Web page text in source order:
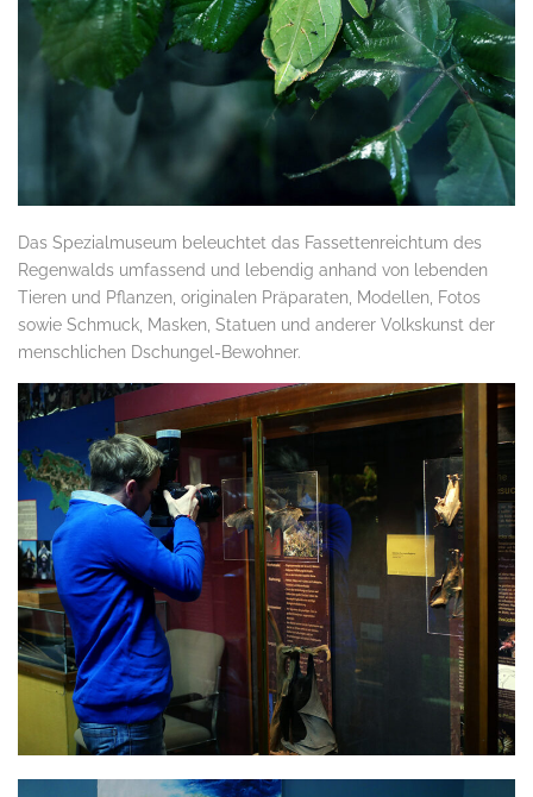
Das Spezialmuseum beleuchtet das Fassettenreichtum des
Regenwalds umfassend und lebendig anhand von lebenden
Tieren und Pflanzen, originalen Präparaten, Modellen, Fotos
sowie Schmuck, Masken, Statuen und anderer Volkskunst der
menschlichen Dschungel-Bewohner.